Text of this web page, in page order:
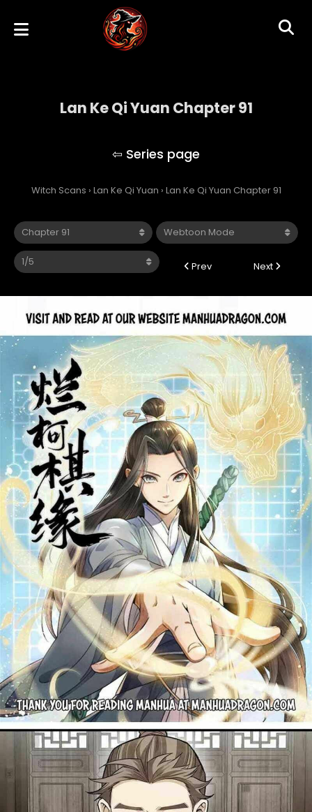
Lan Ke Qi Yuan Chapter 91
Witch Scans › Lan Ke Qi Yuan › Lan Ke Qi Yuan Chapter 91
Prev Next